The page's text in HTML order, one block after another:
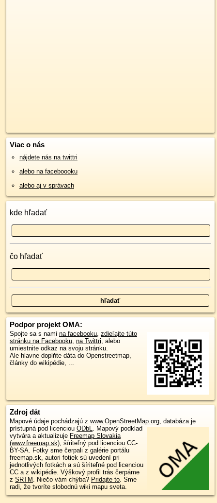
Viac o nás
nájdete nás na twittri
alebo na faceboooku
alebo aj v správach
kde hľadať
čo hľadať
Podpor projekt OMA:
Spojte sa s nami na facebooku, zdieľajte túto
stránku na Facebooku, na Twittri, alebo
umiestnite odkaz na svoju stránku.
Ale hlavne doplňte dáta do Openstreetmap,
články do wikipédie, ...
Zdroj dát
Mapové údaje pochádzajú z www.OpenStreetMap.org, databáza je
prístupná pod licenciou ODbL. Mapový podklad
vytvára a aktualizuje Freemap Slovakia
(www.freemap.sk), šíriteľný pod licenciou CC-
BY-SA. Fotky sme čerpali z galérie portálu
freemap.sk, autori fotiek sú uvedení pri
jednotlivých fotkách a sú šíriteľné pod licenciou
CC a z wikipédie. Výškový profil trás čerpáme
z SRTM . Niečo vám chýba? Pridajte to. Sme
radi, že tvoríte slobodnú wiki mapu sveta.